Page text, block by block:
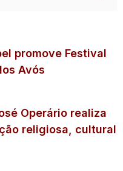
promove Festival
Avós
Operário realiza
religiosa, cultural